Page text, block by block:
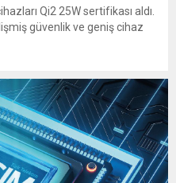
Qi2 25W sertifikası aldı.
güvenlik ve geniş cihaz